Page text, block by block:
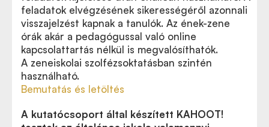
feladatok elvégzésének sikerességéről azonnali
visszajelzést kapnak a tanulók. Az ének-zene
órák akár a pedagógussal való online
kapcsolattartás nélkül is megvalósíthatók.
A zeneiskolai szolfézsoktatásban szintén
használható.
Bemutatás és letöltés
A kutatócsoport által készített KAHOOT!